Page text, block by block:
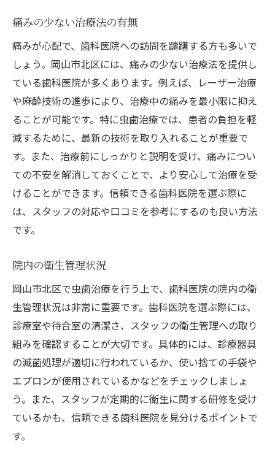
痛みの少ない治療法の有無
痛みが心配で、歯科医院への訪問を躊躇する方も多いで
しょう。岡山市北区には、痛みの少ない治療法を提供し
ている歯科医院が多くあります。例えば、レーザー治療
や麻酔技術の進歩により、治療中の痛みを最小限に抑え
ることが可能です。特に虫歯治療では、患者の負担を軽
減するために、最新の技術を取り入れることが重要で
す。また、治療前にしっかりと説明を受け、痛みについ
ての不安を解消しておくことで、より安心して治療を受
けることができます。信頼できる歯科医院を選ぶ際に
は、スタッフの対応や口コミを参考にするのも良い方法
です。
院内の衛生管理状況
岡山市北区で虫歯治療を行う上で、歯科医院の院内の衛
生管理状況は非常に重要です。歯科医院を選ぶ際には、
診療室や待合室の清潔さ、スタッフの衛生管理への取り
組みを確認することが大切です。具体的には、診療器具
の滅菌処理が適切に行われているか、使い捨ての手袋や
エプロンが使用されているかなどをチェックしましょ
う。また、スタッフが定期的に衛生に関する研修を受け
ているかも、信頼できる歯科医院を見分けるポイントで
す。